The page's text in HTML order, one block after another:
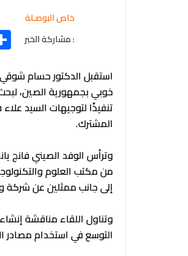
خاص البوصـلة
: مشاركة الخبر
استقبل الدكتور حسام
خوبي بجمهورية الصين،
تنفيذًا لتوجيهات السيد
المشترك.
وترأس الوفد الصيني فانج
من مكتب العلوم
إلى جانب ممثلين عن شركة
وتناول اللقاء مناقشة
التوسع في استخدام مصادر